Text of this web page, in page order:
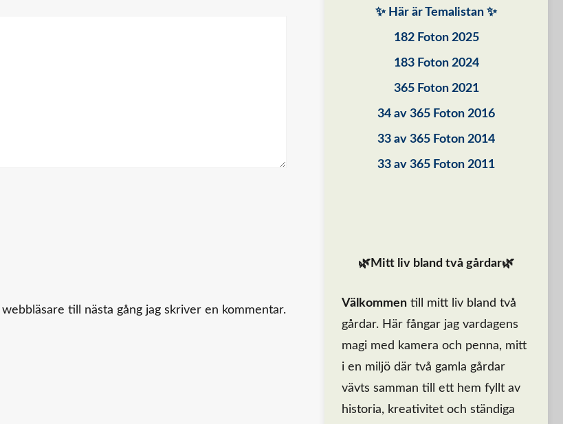
till nästa gång jag skriver en kommentar.
✨ Här är Temalistan ✨
182 Foton 2025
183 Foton 2024
365 Foton 2021
34 av 365 Foton 2016
33 av 365 Foton 2014
33 av 365 Foton 2011
🌿Mitt liv bland två gårdar🌿
Välkommen till mitt liv bland två
gårdar. Här fångar jag vardagens
magi med kamera och penna, mitt
i en miljö där två gamla gårdar
vävts samman till ett hem fyllt av
historia, kreativitet och ständiga